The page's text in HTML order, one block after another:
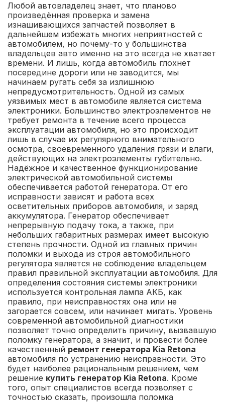
Любой автовладелец знает, что планово
произведённая проверка и замена
изнашивающихся запчастей позволяет в
дальнейшем избежать многих неприятностей с
автомобилем, но почему-то у большинства
владельцев авто именно на это всегда не хватает
времени. И лишь, когда автомобиль глохнет
посередине дороги или не заводится, мы
начинаем ругать себя за излишнюю
непредусмотрительность. Одной из самых
уязвимых мест в автомобиле является система
электроники. Большинство электроэлементов не
требует ремонта в течение всего процесса
эксплуатации автомобиля, но это происходит
лишь в случае их регулярного внимательного
осмотра, своевременного удаления грязи и влаги,
действующих на электроэлементы губительно.
Надёжное и качественное функционирование
электрической автомобильной системы
обеспечивается работой генератора. От его
исправности зависят и работа всех
осветительных приборов автомобиля, и заряд
аккумулятора. Генератор обеспечивает
непрерывную подачу тока, а также, при
небольших габаритных размерах имеет высокую
степень прочности. Одной из главных причин
поломки и выхода из строя автомобильного
регулятора является не соблюдение владельцем
правил правильной эксплуатации автомобиля. Для
определения состояния системы электроники
используется контрольная лампа АКБ, как
правило, при неисправностях она или не
загорается совсем, или начинает мигать. Уровень
современной автомобильной диагностики
позволяет точно определить причину, вызвавшую
поломку генератора, а значит, и провести более
качественный ремонт генератора Kia Retona
автомобиля по устранению неисправности. Это
будет наиболее рациональным решением, чем
решение купить генератор Kia Retona. Кроме
того, опыт специалистов всегда позволяет с
точностью сказать, произошла поломка